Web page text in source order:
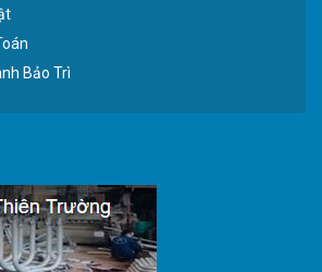
Bảo Trì